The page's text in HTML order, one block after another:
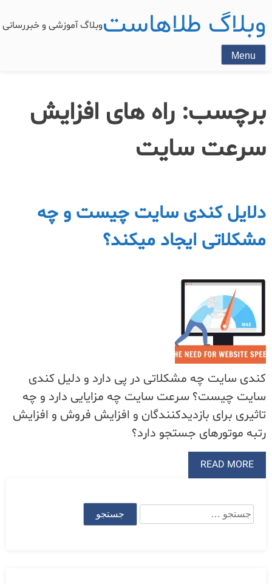
وبلاگ طلاهاستوبلاگ آموزشی و
Menu
برچسب: راه های افزایش
سرعت سایت
دلایل کندی سایت چیست و چه
مشکلاتی ایجاد میکند؟
کندی سایت چه مشکلاتی در پی دارد و دلیل کندی
سایت چیست؟ سرعت سایت چه مزایایی دارد و چه
تاثیری برای بازدیدکنندگان و افزایش فروش و افزایش
رتبه موتورهای جستجو دارد؟
READ MORE
جستجو
برای: